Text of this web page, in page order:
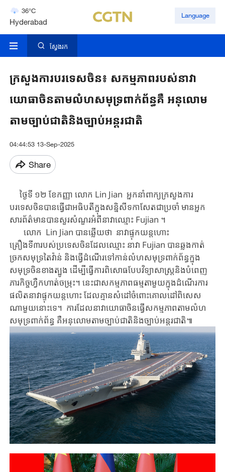
Hyderabad
42°C
Mumbai
Language
ស្វែងរក
ក្រសួងការបរទេសចិន៖ សកម្មភាពរបស់នាវា
យោធាចិនតាមលំហសមុទ្រពាក់ព័ន្ធគឺ អនុលោម
តាមច្បាប់ជាតិនិងច្បាប់អន្តរជាតិ
04:44:53 13-Sep-2025
Share
ថ្ងៃទី ១២ ខែ​កញ្ញា ​លោក Lin Jian អ្នកនាំពាក្យ​ក្រសួង​ការ
បរទេសចិន​បាន​ធ្វើជាអធិបតី​ក្នុង​សន្និសីទ​កាសែតជាប្រចាំ ​​មានអ្នក
សារព័ត៌មាន​បានសួរ​​សំណួ​រ​​​អំពី​នាវាឈ្មោះ ​Fujian ។
លោក​ Lin Jian ​បាន​ឆ្លើយ​ថា ​នាវាផ្ទុកយន្តហោះ
គ្រឿងទី៣របស់ប្រទេសចិន​ដែល​ឈ្មោះ ​នាវា​ Fujian ​បាន​ឆ្លងកាត់​​
ច្រកសមុទ្រតៃវ៉ាន់​​ ​​និង​​ធ្វើដំណើរទៅកាន់លំហសមុទ្រ​ពាក់ព័ន្ធ​​ក្នុង​
សមុទ្រចិន​ខាង​ត្បូង​​ ​ដើម្បីធ្វើ​ការពិសោធ​​​បែប​​​វិទ្យាសាស្ត្រ​​និងបំពេញ​
ភារកិច្ចហ្វឺក​ហាត់​​ចម្រុះ។ នេះ​​ជា​សកម្មភាព​ធម្មតាមួយ​ក្នុង​ដំណើរការ​
ផលិត​នាវាផ្ទុកយន្តហោះ​ ​​ដែលគ្មានសំដៅចំពោះ​គោលដៅ​​ពិសេស​
ណាមួយ​នោះទេ​។ ​​​ការដែល​​នាវាយោធា​ចិន​ធ្វើ​សកម្មភាព​តាមលំហ​
សមុទ្រ​ពាក់ព័ន្ធ​​ គឺ​អនុលោម​​តាមច្បាប់ជាតិ​​និង​ច្បាប់អន្តរជាតិ​​៕​​​